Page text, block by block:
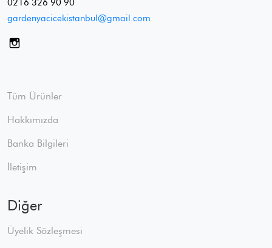
0216 326 90 90
gardenyacicekistanbul@gmail.com
Tüm Ürünler
Hakkımızda
Banka Bilgileri
İletişim
Diğer
Üyelik Sözleşmesi